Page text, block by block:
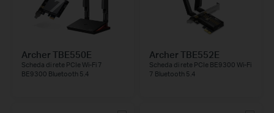
Archer TBE550E
Scheda di rete PCIe Wi-Fi 7
BE9300 Bluetooth 5.4
Archer TBE552E
Scheda di rete PCIe BE9300 Wi-Fi
7 Bluetooth 5.4